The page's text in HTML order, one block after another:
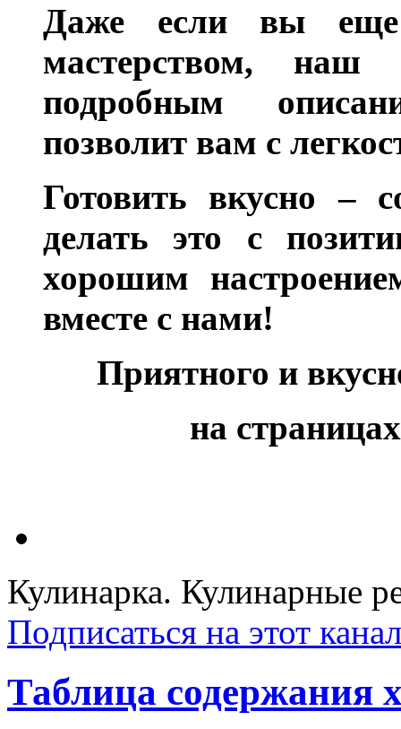
Даже если вы еще
мастерством,
подробным
позволит вам с
Готовить вкусно –
делать это с
хорошим
вместе с нами!
Приятного и
на
Кулинарка. Кулинарные
Подписаться на этот
Таблица содержания